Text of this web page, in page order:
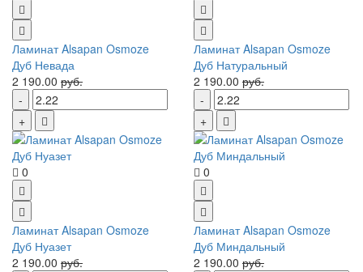
Ламинат Alsapan Osmoze
Дуб Невада
2 190.00 руб.
Ламинат Alsapan Osmoze
Дуб Натуральный
2 190.00 руб.
0
Ламинат Alsapan Osmoze
Дуб Нуазет
2 190.00 руб.
0
Ламинат Alsapan Osmoze
Дуб Миндальный
2 190.00 руб.